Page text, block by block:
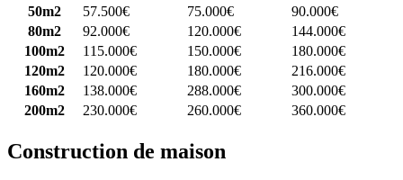
50m2
57.500€ 75.000€
90.000€
80m2
92.000€ 120.000€
144.000€
100m2
115.000€ 150.000€
180.000€
120m2
120.000€ 180.000€
216.000€
160m2
138.000€ 288.000€
300.000€
200m2
230.000€ 260.000€ 360.000€
Construction de maison